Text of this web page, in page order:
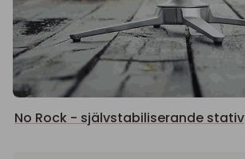
No Rock - självstabiliserande stativ